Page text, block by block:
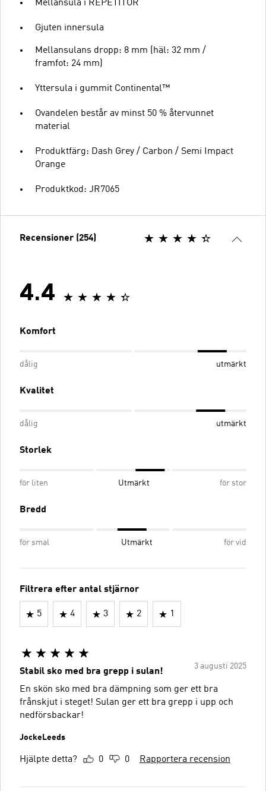
Mellansula i REPETITOR
Gjuten innersula
Mellansulans dropp: 8 mm (häl: 32 mm /
framfot: 24 mm)
Yttersula i gummit Continental™
Ovandelen består av minst 50 % återvunnet
material
Produktfärg: Dash Grey / Carbon / Semi Impact
Orange
Produktkod: JR7065
Recensioner (254)
4.4
Komfort
dålig utmärkt
Kvalitet
dålig utmärkt
Storlek
för liten Utmärkt för stor
Bredd
för smal Utmärkt för vid
Filtrera efter antal stjärnor
5 4 3 2 1
3 augusti 2025
Stabil sko med bra grepp i sulan!
En skön sko med bra dämpning som ger ett bra
frånskjut i steget! Sulan ger ett bra grepp i upp och
nedförsbackar!
JockeLeeds
Hjälpte detta? 0 0 Rapportera recension